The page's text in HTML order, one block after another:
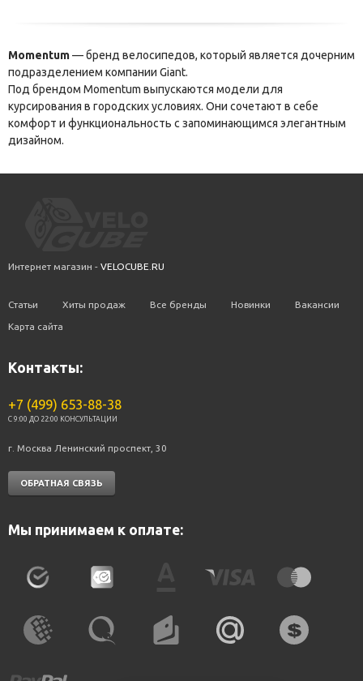
Momentum— бренд велосипедов, который является дочерним
подразделением компании Giant.
Под брендом Momentum выпускаются модели для
курсирования в городских условиях. Они сочетают в себе
комфорт и функциональность с запоминающимся элегантным
дизайном.
Интернет магазин - VELOCUBE.RU
Статьи Хиты продаж Все бренды Новинки Вакансии
Карта сайта
Контакты:
+7 (499) 653-88-38
C 9:00 ДО 22:00 КОНСУЛЬТАЦИИ
г. Москва Ленинский проспект, 30
ОБРАТНАЯ СВЯЗЬ
Мы принимаем к оплате: